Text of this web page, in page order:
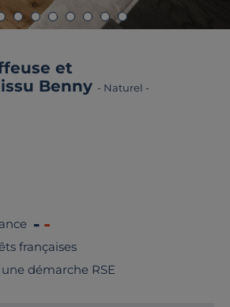
et
Benny - Naturel -
françaises
démarche RSE